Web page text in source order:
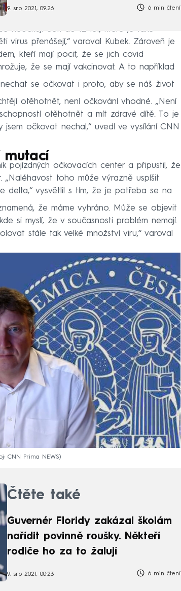
9. srp 2021, 09:26 6 min čtení
neočkují děti do 12 let, které je také
přenášejí,“ varoval Kubek. Zároveň je
kteří mají pocit, že se jich covid
že se mají vakcinovat. A to například
se očkovat i proto, aby se náš život
otěhotnět, není očkování vhodné. „Není
otěhotnět a mít zdravé dítě. To je
očkovat nechal,“ uvedl ve vysílání CNN
mutací
pojízdných očkovacích center a připustil, že
toho může výrazně uspíšit
delta,“ vysvětlil s tím, že je potřeba se na
že máme vyhráno. Může se objevit
si myslí, že v současnosti problém nemají.
stále tak velké množství viru,“ varoval
CNN Prima NEWS
Čtěte také
Guvernér Floridy zakázal školám
nařídit povinně roušky. Někteří
rodiče ho za to žalují
9. srp 2021, 00:23 6 min čtení